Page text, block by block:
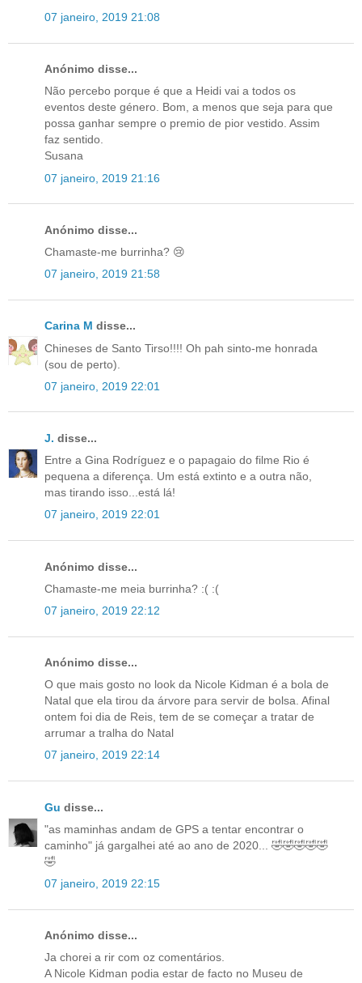
07 janeiro, 2019 21:08
Anónimo disse...
Não percebo porque é que a Heidi vai a todos os
eventos deste género. Bom, a menos que seja para que
possa ganhar sempre o premio de pior vestido. Assim
faz sentido.
Susana
07 janeiro, 2019 21:16
Anónimo disse...
Chamaste-me burrinha? 😢
07 janeiro, 2019 21:58
Carina M disse...
Chineses de Santo Tirso!!!! Oh pah sinto-me honrada
(sou de perto).
07 janeiro, 2019 22:01
J. disse...
Entre a Gina Rodríguez e o papagaio do filme Rio é
pequena a diferença. Um está extinto e a outra não,
mas tirando isso...está lá!
07 janeiro, 2019 22:01
Anónimo disse...
Chamaste-me meia burrinha? :( :(
07 janeiro, 2019 22:12
Anónimo disse...
O que mais gosto no look da Nicole Kidman é a bola de
Natal que ela tirou da árvore para servir de bolsa. Afinal
ontem foi dia de Reis, tem de se começar a tratar de
arrumar a tralha do Natal
07 janeiro, 2019 22:14
Gu disse...
"as maminhas andam de GPS a tentar encontrar o
caminho" já gargalhei até ao ano de 2020... 🤣🤣🤣🤣🤣
🤣
07 janeiro, 2019 22:15
Anónimo disse...
Ja chorei a rir com oz comentários.
A Nicole Kidman podia estar de facto no Museu de